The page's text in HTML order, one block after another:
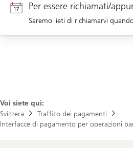
Per essere richiamati/
Saremo lieti di richiamarvi
Voi siete qui:
Svizzera
Traffico dei pagamenti
Interfacce di pagamento per operazioni